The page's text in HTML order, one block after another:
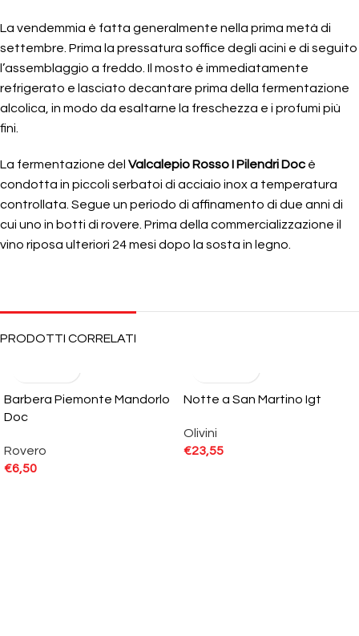
La vendemmia è fatta generalmente nella prima metà di
settembre. Prima la pressatura soffice degli acini e di seguito
l’assemblaggio a freddo. Il mosto è immediatamente
refrigerato e lasciato decantare prima della fermentazione
alcolica, in modo da esaltarne la freschezza e i profumi più
fini.
La fermentazione del Valcalepio Rosso I Pilendri Doc è
condotta in piccoli serbatoi di acciaio inox a temperatura
controllata. Segue un periodo di affinamento di due anni di
cui uno in botti di rovere. Prima della commercializzazione il
vino riposa ulteriori 24 mesi dopo la sosta in legno.
PRODOTTI CORRELATI
Barbera Piemonte Mandorlo
Doc
Rovero
€6,50
Notte a San Martino Igt
Olivini
€23,55